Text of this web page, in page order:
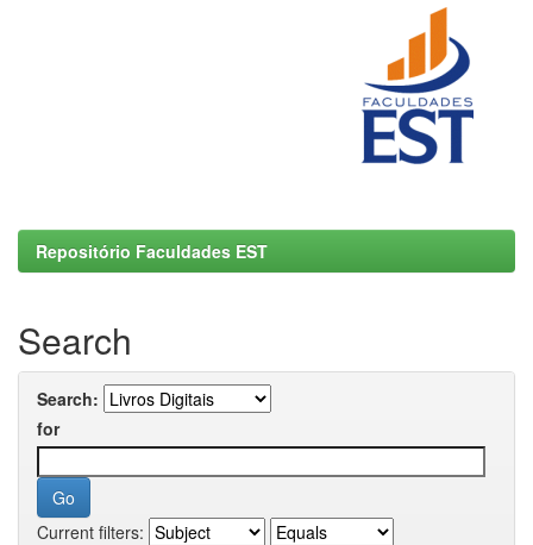
Repositório Faculdades EST
Search
Search:
for
Current filters: